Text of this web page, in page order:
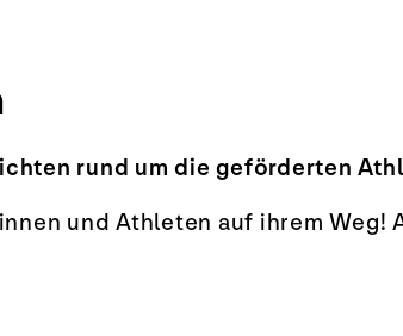
rund um die geförderten
und Athleten auf ihrem